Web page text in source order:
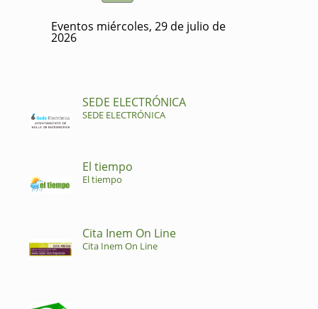
Eventos miércoles, 29 de julio de
2026
SEDE ELECTRÓNICA
SEDE ELECTRÓNICA
El tiempo
El tiempo
Cita Inem On Line
Cita Inem On Line